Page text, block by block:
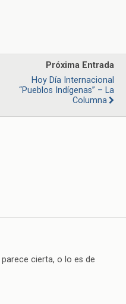
Próxima Entrada
Hoy Día Internacional
“Pueblos Indígenas” – La
Columna
cierta, o lo es de